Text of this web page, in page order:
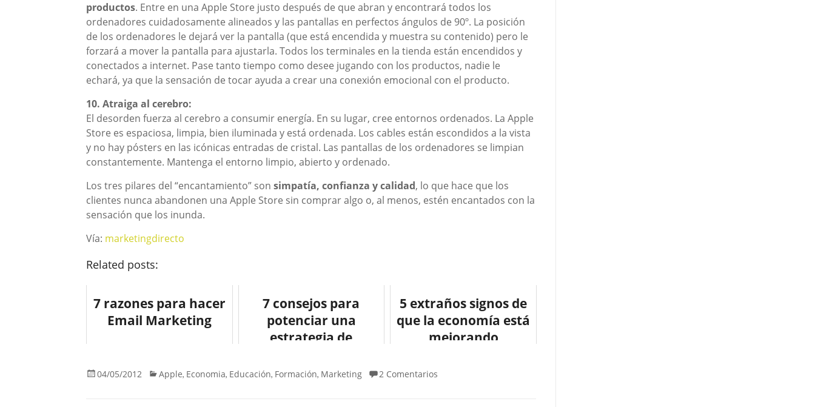
productos. Entre en una Apple Store justo después de que abran y encontrará todos los
ordenadores cuidadosamente alineados y las pantallas en perfectos ángulos de 90º. La posición
de los ordenadores le dejará ver la pantalla (que está encendida y muestra su contenido) pero le
forzará a mover la pantalla para ajustarla. Todos los terminales en la tienda están encendidos y
conectados a internet. Pase tanto tiempo como desee jugando con los productos, nadie le
echará, ya que la sensación de tocar ayuda a crear una conexión emocional con el producto.
10. Atraiga al cerebro:
El desorden fuerza al cerebro a consumir energía. En su lugar, cree entornos ordenados. La Apple
Store es espaciosa, limpia, bien iluminada y está ordenada. Los cables están escondidos a la vista
y no hay pósters en las icónicas entradas de cristal. Las pantallas de los ordenadores se limpian
constantemente. Mantenga el entorno limpio, abierto y ordenado.
Los tres pilares del “encantamiento” son simpatía, confianza y calidad, lo que hace que los
clientes nunca abandonen una Apple Store sin comprar algo o, al menos, estén encantados con la
sensación que los inunda.
Vía: marketingdirecto
Related posts:
7 razones para hacer
Email Marketing
7 consejos para
potenciar una
estrategia de
5 extraños signos de
que la economía está
mejorando
#infographic
04/05/2012 Apple, Economia, Educación, Formación, Marketing 2 Comentarios